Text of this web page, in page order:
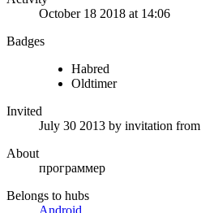
October 18 2018 at 14:06
Badges
Habred
Oldtimer
Invited
July 30 2013 by invitation from
About
программер
Belongs to hubs
Android